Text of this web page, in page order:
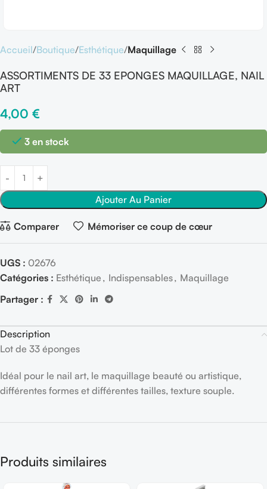
Accueil Boutique Esthétique Maquillage
ASSORTIMENTS DE 33 EPONGES MAQUILLAGE, NAIL
ART
4,00 €
3 en stock
Ajouter Au Panier
Comparer Mémoriser ce coup de cœur
UGS : 02676
Catégories : Esthétique , Indispensables, Maquillage
Partager :
Description
Lot de 33 éponges
Idéal pour le nail art, le maquillage beauté ou artistique,
différentes formes et différentes tailles, texture souple.
Produits similaires